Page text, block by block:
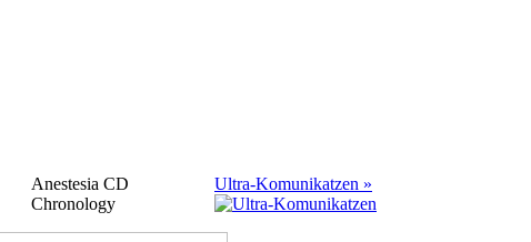
Anestesia CD
Chronology
Ultra-Komunikatzen »